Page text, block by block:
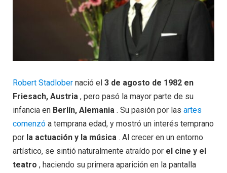
Robert Stadlober nació el 3 de agosto de 1982 en
Friesach, Austria , pero pasó la mayor parte de su
infancia en Berlín, Alemania . Su pasión por las artes
comenzó a temprana edad, y mostró un interés temprano
por la actuación y la música . Al crecer en un entorno
artístico, se sintió naturalmente atraído por el cine y el
teatro , haciendo su primera aparición en la pantalla